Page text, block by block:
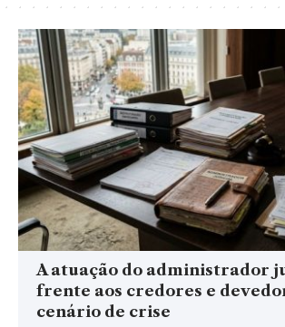
A atuação do administrador
frente aos credores e
cenário de crise